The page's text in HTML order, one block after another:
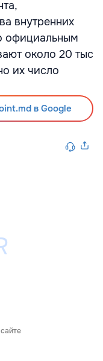
внутренних
официальным
около 20 тыс
их число
в Google